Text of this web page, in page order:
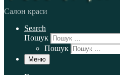
Салон краси
Search
Пошук
Пошук
Меню